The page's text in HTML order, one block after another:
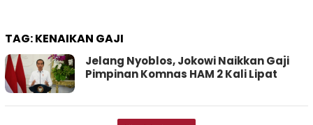
TAG:KENAIKAN GAJI
Jelang Nyoblos, Jokowi Naikkan Gaji
Pimpinan Komnas HAM 2 Kali Lipat